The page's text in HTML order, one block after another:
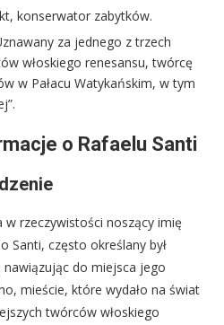
konserwator zabytków.
za jednego z trzech
włoskiego renesansu, twórcę
w Pałacu Watykańskim, w tym
o Rafaelu Santi
rzeczywistości noszący imię
Santi, często określany był
do miejsca jego
mieście, które wydało na świat
twórców włoskiego